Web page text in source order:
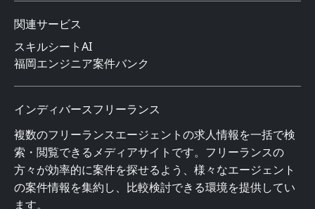
関連サービス
スキルシートAI
福岡エンジニア案件バンク
インディバースフリーランス
複数のフリーランスエージェントの求人情報を一括で検
索・閲覧できるメディアサイトです。フリーランスの
方々が効率的に案件を探せるよう、様々なエージェント
の案件情報を集約し、比較検討できる環境を提供してい
ます。